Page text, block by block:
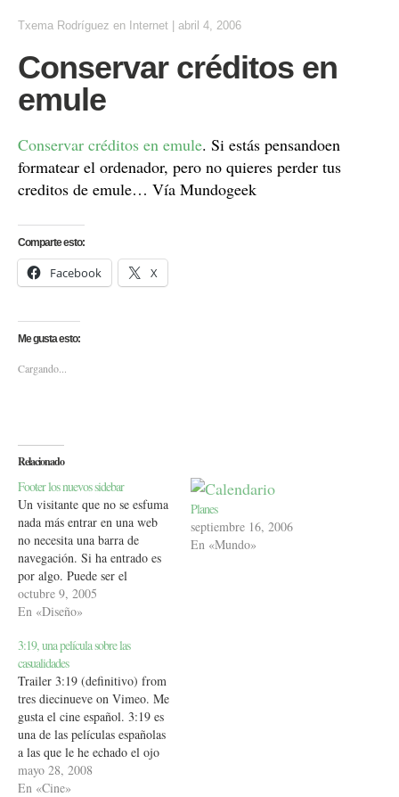
Txema Rodríguez en Internet abril 4, 2006
Conservar créditos en
emule
Conservar créditos en emule. Si estás pensandoen
formatear el ordenador, pero no quieres perder tus
creditos de emule… Vía Mundogeek
Comparte esto:
Facebook X
Me gusta esto:
Cargando...
Relacionado
Footer los nuevos sidebar
Un visitante que no se esfuma
nada más entrar en una web
no necesita una barra de
navegación. Si ha entrado es
por algo. Puede ser el
contenido de la entrada. Sí es
así, la leerá y después de haber
encontrará la barra de…
octubre 9, 2005
En «Diseño»
Planes
septiembre 16, 2006
En «Mundo»
3:19, una película sobre las
casualidades
Trailer 3:19 (definitivo) from
tres diecinueve on Vimeo. Me
gusta el cine español. 3:19 es
una de las películas españolas
a las que le he echado el ojo
para verla en su estreno (20 de
junio). Sus primeras imágenes
mayo 28, 2008
En «Cine»